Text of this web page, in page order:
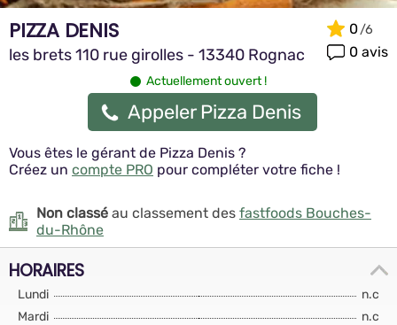
PIZZA DENIS
les brets 110 rue girolles - 13340 Rognac
0
0 avis
Actuellement ouvert !
Appeler Pizza Denis
Vous êtes le gérant de Pizza Denis ?
Créez un compte PRO pour compléter votre fiche !
Non classéau classement des fastfoods Bouches-
du-Rhône
HORAIRES
Lundi
n.c
Mardi
n.c